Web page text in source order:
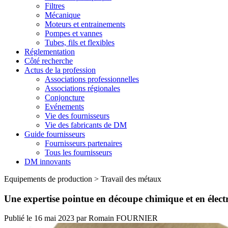
Filtres
Mécanique
Moteurs et entrainements
Pompes et vannes
Tubes, fils et flexibles
Réglementation
Côté recherche
Actus de la profession
Associations professionnelles
Associations régionales
Conjoncture
Evénements
Vie des fournisseurs
Vie des fabricants de DM
Guide fournisseurs
Fournisseurs partenaires
Tous les fournisseurs
DM innovants
Equipements de production > Travail des métaux
Une expertise pointue en découpe chimique et en
Publié le 16 mai 2023 parRomain FOURNIER